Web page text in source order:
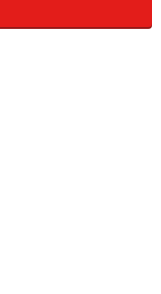
はなく、昔は大学生